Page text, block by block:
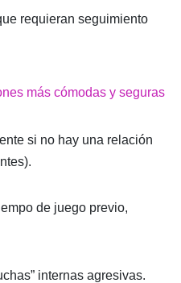
requieran seguimiento
más cómodas y seguras
si no hay una relación
de juego previo,
internas agresivas.